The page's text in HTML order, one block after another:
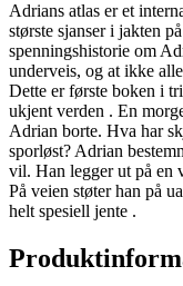
Adrians atlas er et
største sjanser i jakten
spenningshistorie om
underveis, og at ikke
Dette er første boken i
ukjent verden . En
Adrian borte. Hva har
sporløst? Adrian
vil. Han legger ut på en
På veien støter han på
helt spesiell jente .